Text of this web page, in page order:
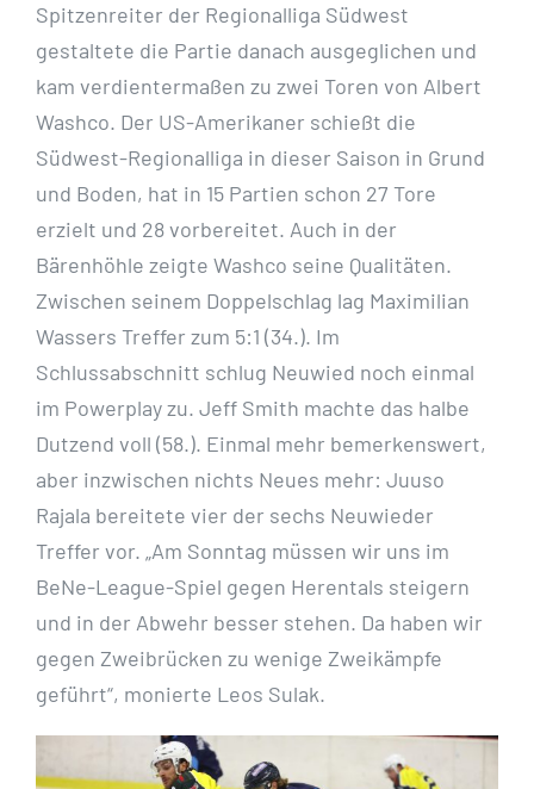
Spitzenreiter der Regionalliga Südwest
gestaltete die Partie danach ausgeglichen und
kam verdientermaßen zu zwei Toren von Albert
Washco. Der US-Amerikaner schießt die
Südwest-Regionalliga in dieser Saison in Grund
und Boden, hat in 15 Partien schon 27 Tore
erzielt und 28 vorbereitet. Auch in der
Bärenhöhle zeigte Washco seine Qualitäten.
Zwischen seinem Doppelschlag lag Maximilian
Wassers Treffer zum 5:1 (34.). Im
Schlussabschnitt schlug Neuwied noch einmal
im Powerplay zu. Jeff Smith machte das halbe
Dutzend voll (58.). Einmal mehr bemerkenswert,
aber inzwischen nichts Neues mehr: Juuso
Rajala bereitete vier der sechs Neuwieder
Treffer vor. „Am Sonntag müssen wir uns im
BeNe-League-Spiel gegen Herentals steigern
und in der Abwehr besser stehen. Da haben wir
gegen Zweibrücken zu wenige Zweikämpfe
geführt“, monierte Leos Sulak.